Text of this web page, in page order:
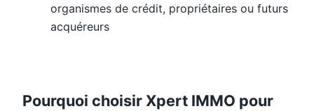
organismes de crédit, propriétaires ou futurs
acquéreurs
Pourquoi choisir Xpert IMMO pour